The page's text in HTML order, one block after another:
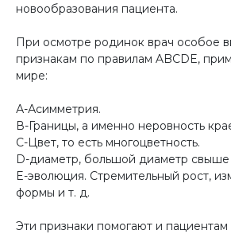
новообразования пациента.
При осмотре родинок врач особое
признакам по правилам ABCDE,
мире:
А-Асимметрия.
В-Границы, а именно неровность
С-Цвет, то есть многоцветность.
D-диаметр, большой диаметр свыше
E-эволюция. Стремительный рост,
формы и т. д.
Эти признаки помогают и пациентам